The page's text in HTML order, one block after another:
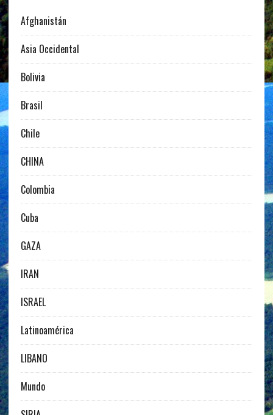
Afghanistán
Asia Occidental
Bolivia
Brasil
Chile
CHINA
Colombia
Cuba
GAZA
IRAN
ISRAEL
Latinoamérica
LIBANO
Mundo